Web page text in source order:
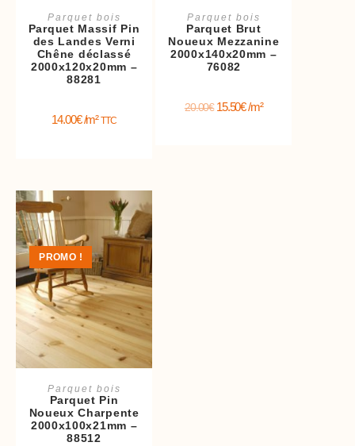
Ajouter au panier
Parquet bois
Parquet Massif Pin
des Landes Verni
Chêne déclassé
2000x120x20mm –
88281
14.00€/m²TTC
Ajouter au panier
Parquet bois
Parquet Brut
Noueux Mezzanine
2000x140x20mm –
76082
20.00€ 15.50€/m²
PROMO !
Ajouter au panier
Parquet bois
Parquet Pin
Noueux Charpente
2000x100x21mm –
88512